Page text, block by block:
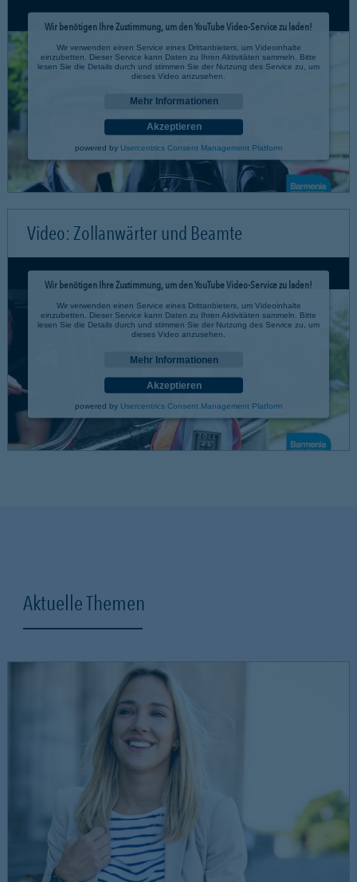
Wir benötigen Ihre Zustimmung, um den YouTube Video-Service zu laden!
Wir verwenden einen Service eines Drittanbieters, um Videoinhalte
einzubetten. Dieser Service kann Daten zu Ihren Aktivitäten sammeln. Bitte
lesen Sie die Details durch und stimmen Sie der Nutzung des Service zu, um
dieses Video anzusehen.
Mehr Informationen
Akzeptieren
powered by Usercentrics Consent Management Platform
Video: Zollanwärter und Beamte
Wir benötigen Ihre Zustimmung, um den YouTube Video-Service zu laden!
Wir verwenden einen Service eines Drittanbieters, um Videoinhalte
einzubetten. Dieser Service kann Daten zu Ihren Aktivitäten sammeln. Bitte
lesen Sie die Details durch und stimmen Sie der Nutzung des Service zu, um
dieses Video anzusehen.
Mehr Informationen
Akzeptieren
powered by Usercentrics Consent Management Platform
Aktuelle Themen